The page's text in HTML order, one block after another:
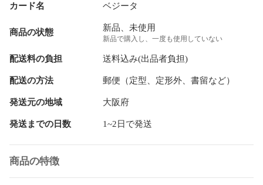
カード名 ベジータ
商品の状態 新品、未使用
新品で購入し、一度も使用していない
配送料の負担 送料込み(出品者負担)
配送の方法 郵便（定型、定形外、書留など）
発送元の地域 大阪府
発送までの日数 1~2日で発送
商品の特徴